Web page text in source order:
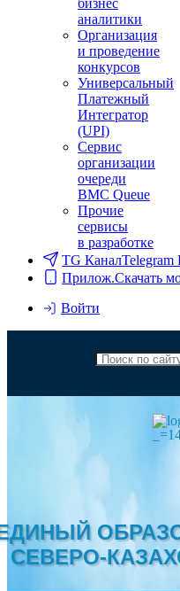
бизнес
аналитики
Организация
и проведение
конкурсов
Универсальный
Платежный
Интегратор
(UPI)
Сервис
организации
очереди
BMC Queue
Прочие
сервисы
в разработке
TG КаналTelegram
Прилож.Скачать
Войти
СЕВЕРО-